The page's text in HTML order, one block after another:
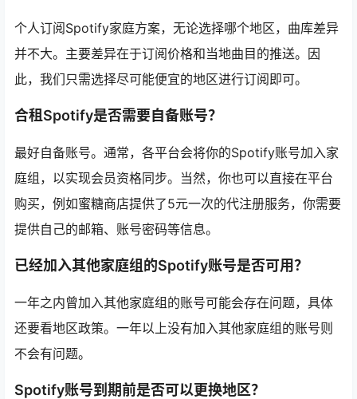
个人订阅Spotify家庭方案，无论选择哪个地区，曲库差异
并不大。主要差异在于订阅价格和当地曲目的推送。因
此，我们只需选择尽可能便宜的地区进行订阅即可。
合租Spotify是否需要自备账号？
最好自备账号。通常，各平台会将你的Spotify账号加入家
庭组，以实现会员资格同步。当然，你也可以直接在平台
购买，例如蜜糖商店提供了5元一次的代注册服务，你需要
提供自己的邮箱、账号密码等信息。
已经加入其他家庭组的Spotify账号是否可用？
一年之内曾加入其他家庭组的账号可能会存在问题，具体
还要看地区政策。一年以上没有加入其他家庭组的账号则
不会有问题。
Spotify账号到期前是否可以更换地区？